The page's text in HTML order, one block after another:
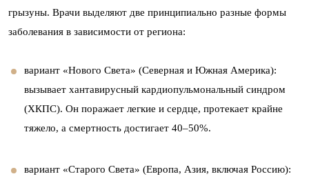
грызуны. Врачи выделяют две принципиально разные формы
заболевания в зависимости от региона:
вариант «Нового Света» (Северная и Южная Америка):
вызывает хантавирусный кардиопульмональный синдром
(ХКПС). Он поражает легкие и сердце, протекает крайне
тяжело, а смертность достигает 40–50%.
вариант «Старого Света» (Европа, Азия, включая Россию):